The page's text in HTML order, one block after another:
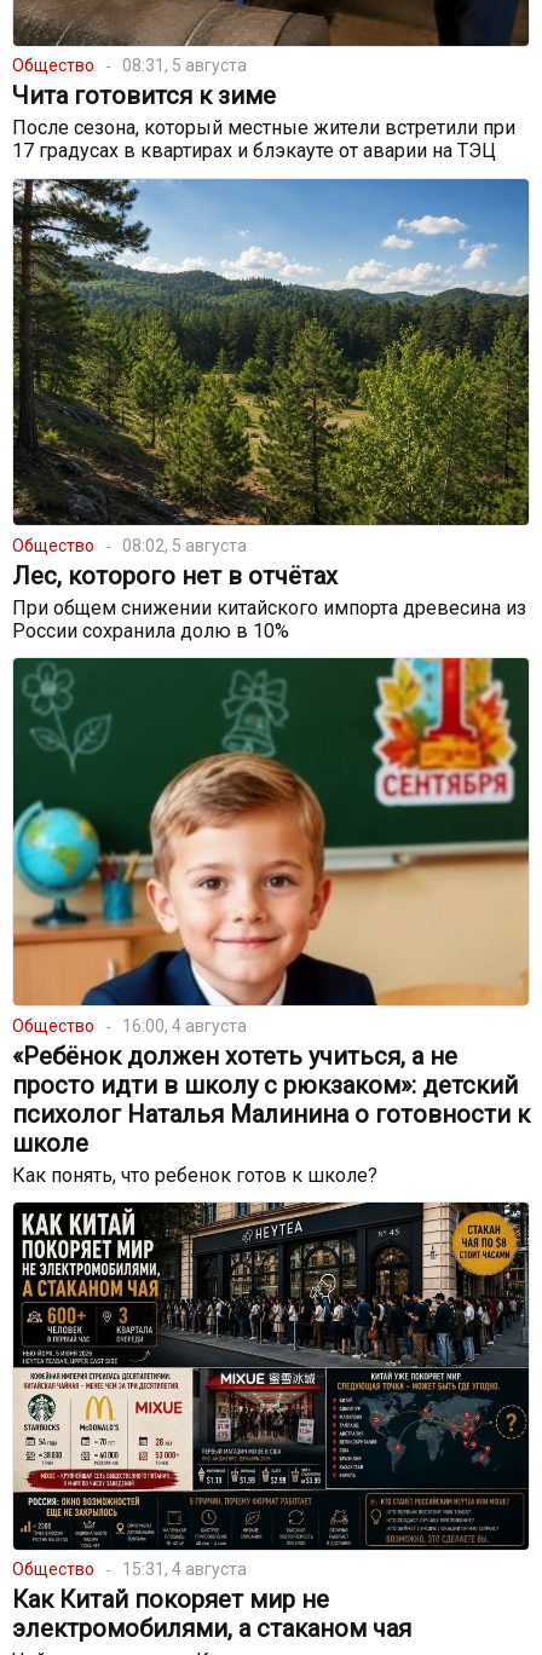
Общество 08:31, 5 августа
Чита готовится к зиме
После сезона, который местные жители встретили при
17 градусах в квартирах и блэкауте от аварии на ТЭЦ
Общество 08:02, 5 августа
Лес, которого нет в отчётах
При общем снижении китайского импорта древесина из
России сохранила долю в 10%
Общество 16:00, 4 августа
«Ребёнок должен хотеть учиться, а не
просто идти в школу с рюкзаком»: детский
психолог Наталья Малинина о готовности к
школе
Как понять, что ребенок готов к школе?
Общество 15:31, 4 августа
Как Китай покоряет мир не
электромобилями, а стаканом чая